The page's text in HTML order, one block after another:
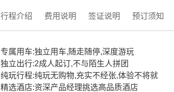
行程介绍 费用说明 签证说明 预订须知
专属用车:独立用车,随走随停,深度游玩
独立出行:2成人起订,不与陌生人拼团
纯玩行程:纯玩无购物,充实不经张,体验不将就
精选酒店:资深产品经理挑选高品质酒店